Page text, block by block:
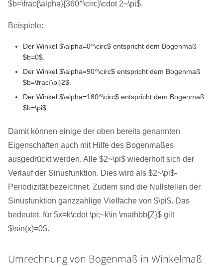
$b=\frac{\alpha}{360^\circ}\cdot 2~\pi$.
Beispiele:
Der Winkel $\alpha=0^\circ$ entspricht dem Bogenmaß
$b=0$.
Der Winkel $\alpha=90^\circ$ entspricht dem Bogenmaß
$b=\frac{\pi}2$.
Der Winkel $\alpha=180^\circ$ entspricht dem Bogenmaß
$b=\pi$.
Damit können einige der oben bereits genannten
Eigenschaften auch mit Hilfe des Bogenmaßes
ausgedrückt werden. Alle $2~\pi$ wiederholt sich der
Verlauf der Sinusfunktion. Dies wird als $2~\pi$-
Periodizität bezeichnet. Zudem sind die Nullstellen der
Sinusfunktion ganzzahlige Vielfache von $\pi$. Das
bedeutet, für $x=k\cdot \pi;~k\in \mathbb{Z}$ gilt
$\sin(x)=0$.
Umrechnung von Bogenmaß in Winkelmaß